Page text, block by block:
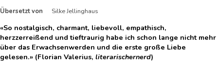
Übersetzt von Silke Jellinghaus
«So nostalgisch, charmant, liebevoll, empathisch,
herzzerreißend und tieftraurig habe ich schon lange nicht mehr
über das Erwachsenwerden und die erste große Liebe
gelesen.» (Florian Valerius, literarischernerd)